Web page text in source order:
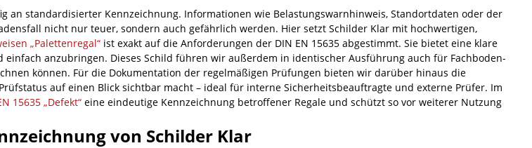
an standardisierter Kennzeichnung. Informationen wie Belastungswarnhinweis, Standortdaten oder der
nicht nur teuer, sondern auch gefährlich werden. Hier setzt Schilder Klar mit hochwertigen,
„Palettenregal“ ist exakt auf die Anforderungen der DIN EN 15635 abgestimmt. Sie bietet eine klare
anzubringen. Dieses Schild führen wir außerdem in identischer Ausführung auch für Fachboden-
können. Für die Dokumentation der regelmäßigen Prüfungen bieten wir darüber hinaus die
auf einen Blick sichtbar macht – ideal für interne Sicherheitsbeauftragte und externe Prüfer. Im
15635 „Defekt“ eine eindeutige Kennzeichnung betroffener Regale und schützt so vor weiterer Nutzung
von Schilder Klar